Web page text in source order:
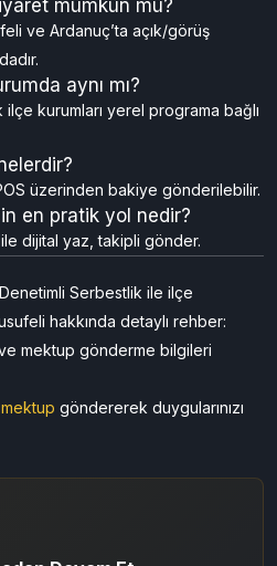
No:13, Ardanuç/Artvin • Tel:
36 02
numaraları nelerdir?
61 08 • Faks: 0466 212 10 89
mümkün mü?
ve Ardanuç’ta açık/görüş
aynı mı?
kurumları yerel programa bağlı
üzerinden bakiye gönderilebilir.
en pratik yol nedir?
dijital yaz, takipli gönder.
Serbestlik ile ilçe
hakkında detaylı rehber: